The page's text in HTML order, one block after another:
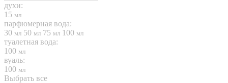
духи:
15 мл
парфюмерная вода:
30 мл 50 мл 75 мл 100 мл
туалетная вода:
100 мл
вуаль:
100 мл
Выбрать все